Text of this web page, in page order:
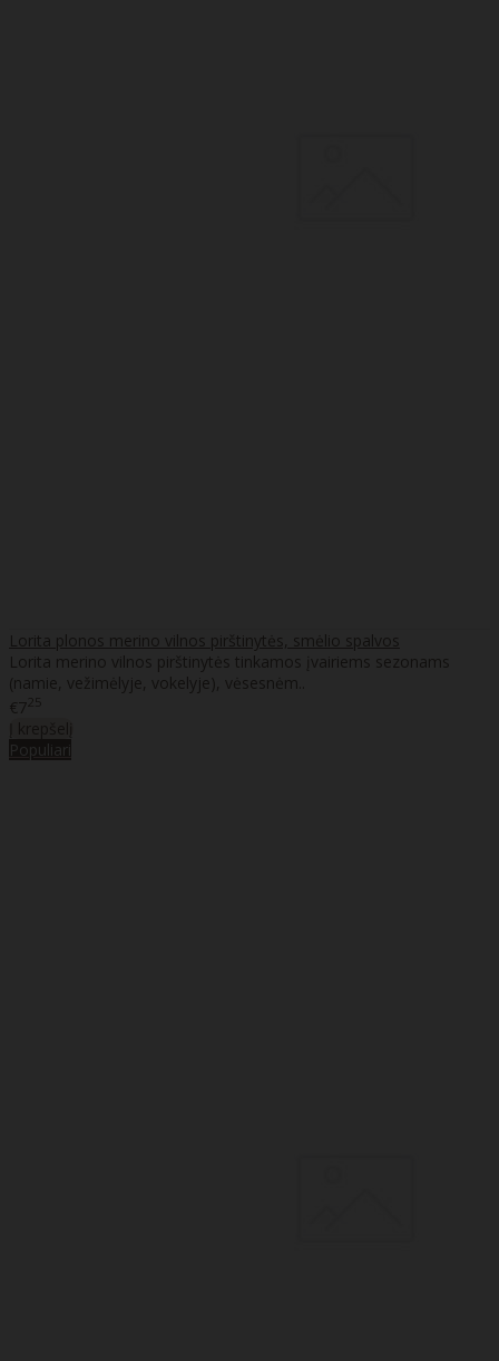
Lorita plonos merino vilnos pirštinytės, smėlio spalvos
Lorita merino vilnos pirštinytės tinkamos įvairiems sezonams
(namie, vežimėlyje, vokelyje), vėsesnėm..
€725
Populiari